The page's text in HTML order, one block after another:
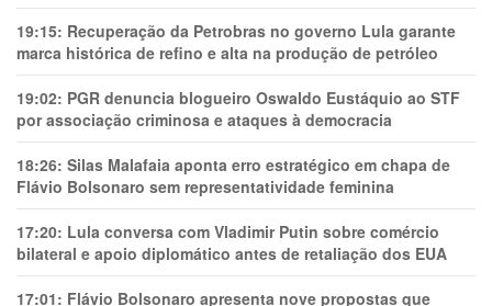
19:15: Recuperação da Petrobras no governo Lula garante
marca histórica de refino e alta na produção de petróleo
19:02: PGR denuncia blogueiro Oswaldo Eustáquio ao STF
por associação criminosa e ataques à democracia
18:26: Silas Malafaia aponta erro estratégico em chapa de
Flávio Bolsonaro sem representatividade feminina
17:20: Lula conversa com Vladimir Putin sobre comércio
bilateral e apoio diplomático antes de retaliação dos EUA
17:01: Flávio Bolsonaro apresenta nove propostas que